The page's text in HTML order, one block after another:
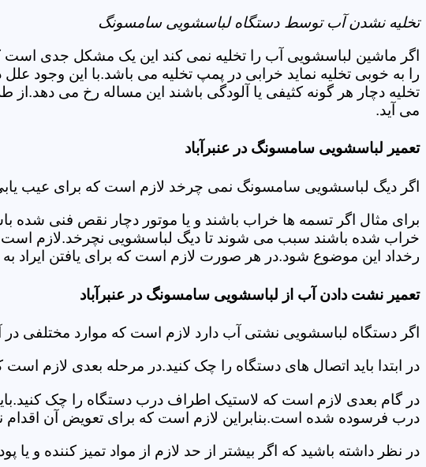
تخلیه نشدن آب توسط دستگاه لباسشویی سامسونگ
اگر ماشین لباسشویی آب را تخلیه نمی کند این یک مشکل جدی است
را به خوبی تخلیه نماید خرابی در پمپ تخلیه می باشد.با این
تخلیه دچار هر گونه کثیفی یا آلودگی باشند این مساله رخ می
می آید.
تعمیر لباسشویی سامسونگ در عنبرآباد
اگر دیگ لباسشویی سامسونگ نمی چرخد لازم است که برای عیب یابی
برای مثال اگر تسمه ها خراب باشند و یا موتور دچار نقص فنی
خراب شده باشند سبب می شوند تا دیگ لباسشویی نچرخد.لازم است
رخداد این موضوع شود.در هر صورت لازم است که برای یافتن ایراد
تعمیر نشت دادن آب از لباسشویی سامسونگ در عنبرآباد
اگر دستگاه لباسشویی نشتی آب دارد لازم است که موارد مختلفی
در ابتدا باید اتصال های دستگاه را چک کنید.در مرحله بعدی لازم
در گام بعدی لازم است که لاستیک اطراف درب دستگاه را چک
درب فرسوده شده است.بنابراین لازم است که برای تعویض آن اقدام
در نظر داشته باشید که اگر بیشتر از حد لازم از مواد تمیز کننده